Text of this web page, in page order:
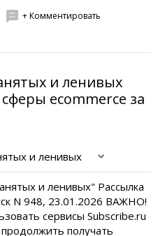
+ Комментировать
и ленивых
ecommerce за
и ленивых
и ленивых" Рассылка
N 948, 23.01.2026 ВАЖНО!
сервисы Subscribe.ru
получать